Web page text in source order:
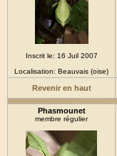
Inscrit le: 16 Juil 2007
Localisation: Beauvais (oise)
Revenir en haut
Phasmounet
membre régulier